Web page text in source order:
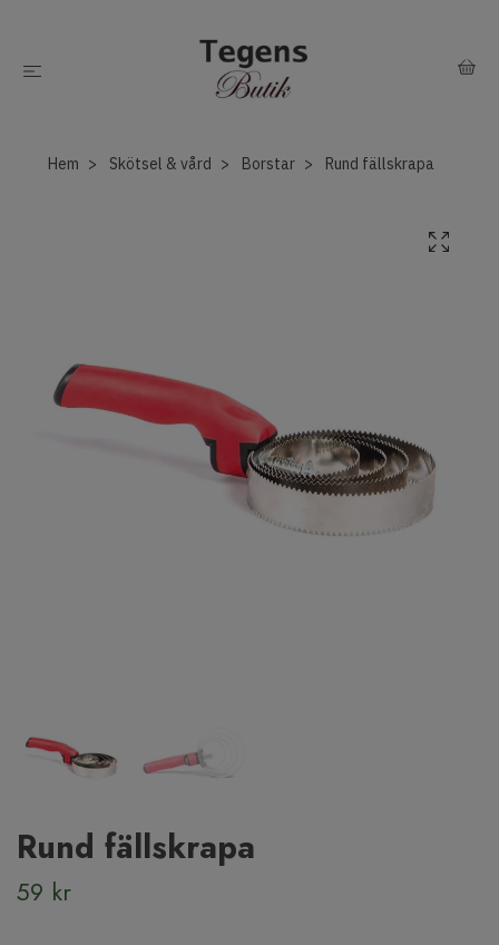
Hem Skötsel & vård Borstar Rund fällskrapa
Rund fällskrapa
59 kr